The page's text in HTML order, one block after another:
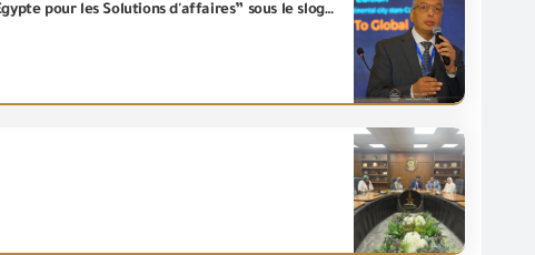
L'ingénieur/Essam El- Naggar participe aux activités de la quatrième session du Sommet de "L'Égypte pour les Solutions d'affaires” sous le slogan "Du local vers le global".